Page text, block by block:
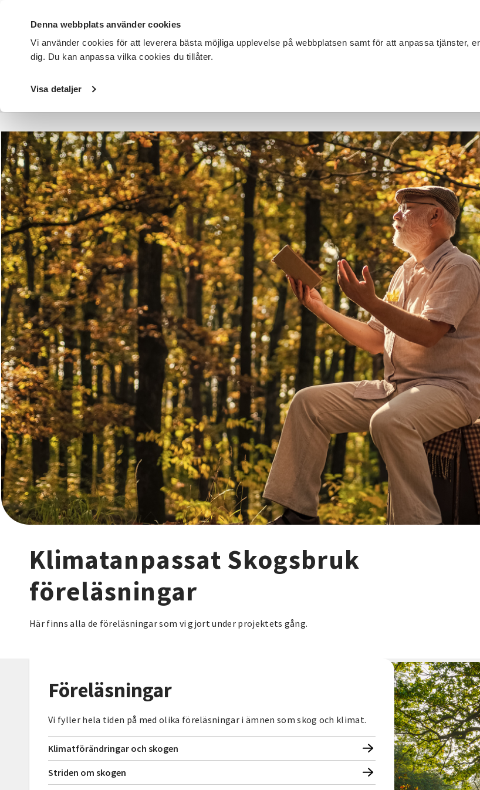
Denna webbplats använder cookies
Vi använder cookies för att leverera bästa möjliga upplevelse på webbplatsen samt för att anpassa tjänster,
dig. Du kan anpassa vilka cookies du tillåter.
Visa detaljer
DET HÄR GÖR VI FÖR DIG SOM SÖK KURSER OCH EVENEMANG
Startsida / Avdelningar
Klimatanpassat Skogsbruk
föreläsningar
Här finns alla de föreläsningar som vi gjort under projektets gång.
Föreläsningar
Vi fyller hela tiden på med olika föreläsningar i ämnen som skog och klimat.
Klimatförändringar och skogen
Striden om skogen